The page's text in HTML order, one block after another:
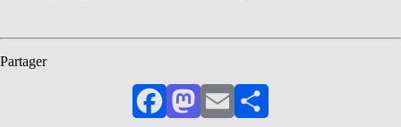
Partager
FacebookMastodon
EmailPartager